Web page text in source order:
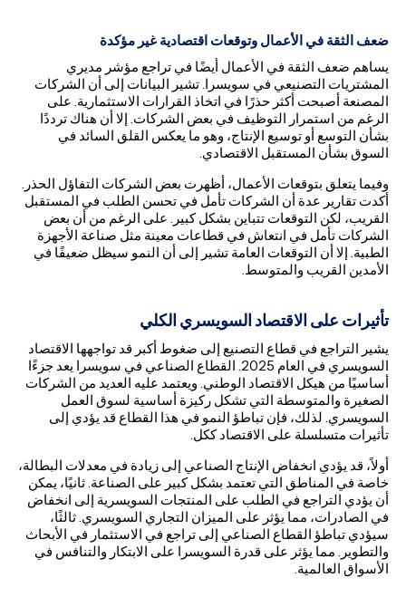
ضعف الثقة في الأعمال وتوقعات اقتصادية غير مؤكدة
يساهم ضعف الثقة في الأعمال أيضًا في تراجع مؤشر مديري
المشتريات التصنيعي في سويسرا. تشير البيانات إلى أن الشركات
المصنعة أصبحت أكثر حذرًا في اتخاذ القرارات الاستثمارية. على
الرغم من استمرار التوظيف في بعض الشركات. إلا أن هناك ترددًا
بشأن التوسع أو توسيع الإنتاج، وهو ما يعكس القلق السائد في
السوق بشأن المستقبل الاقتصادي.
وفيما يتعلق بتوقعات الأعمال، أظهرت بعض الشركات التفاؤل الحذر.
أكدت تقارير عدة أن الشركات تأمل في تحسن الطلب في المستقبل
القريب، لكن التوقعات تتباين بشكل كبير. على الرغم من أن بعض
الشركات تأمل في انتعاش في قطاعات معينة مثل صناعة الأجهزة
الطبية. إلا أن التوقعات العامة تشير إلى أن النمو سيظل ضعيفًا في
الأمدين القريب والمتوسط.
تأثيرات على الاقتصاد السويسري الكلي
يشير التراجع في قطاع التصنيع إلى ضغوط أكبر قد تواجهها الاقتصاد
السويسري في العام 2025. القطاع الصناعي في سويسرا يعد جزءًا
أساسيًا من هيكل الاقتصاد الوطني. ويعتمد عليه العديد من الشركات
الصغيرة والمتوسطة التي تشكل ركيزة أساسية لسوق العمل
السويسري. لذلك، فإن تباطؤ النمو في هذا القطاع قد يؤدي إلى
تأثيرات متسلسلة على الاقتصاد ككل.
أولاً، قد يؤدي انخفاض الإنتاج الصناعي إلى زيادة في معدلات البطالة،
خاصة في المناطق التي تعتمد بشكل كبير على الصناعة. ثانيًا، يمكن
أن يؤدي التراجع في الطلب على المنتجات السويسرية إلى انخفاض
في الصادرات، مما يؤثر على الميزان التجاري السويسري. ثالثًا،
سيؤدي تباطؤ القطاع الصناعي إلى تراجع في الاستثمار في الأبحاث
والتطوير. مما يؤثر على قدرة السويسرا على الابتكار والتنافس في
الأسواق العالمية.